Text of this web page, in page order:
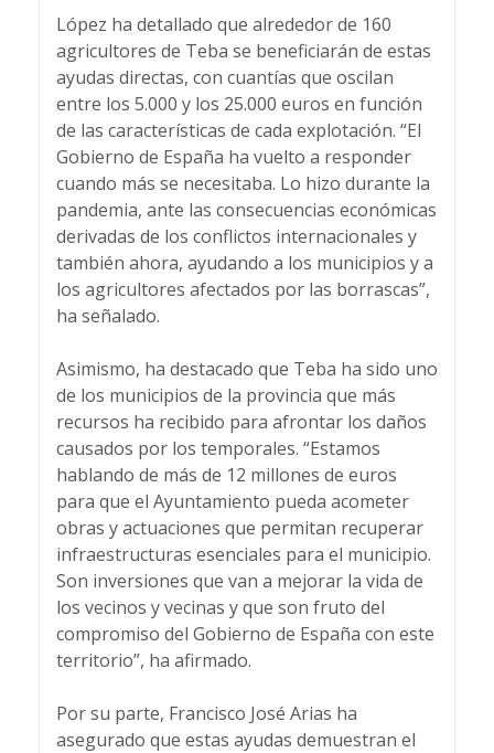
López ha detallado que alrededor de 160
agricultores de Teba se beneficiarán de estas
ayudas directas, con cuantías que oscilan
entre los 5.000 y los 25.000 euros en función
de las características de cada explotación. “El
Gobierno de España ha vuelto a responder
cuando más se necesitaba. Lo hizo durante la
pandemia, ante las consecuencias económicas
derivadas de los conflictos internacionales y
también ahora, ayudando a los municipios y a
los agricultores afectados por las borrascas”,
ha señalado.
Asimismo, ha destacado que Teba ha sido uno
de los municipios de la provincia que más
recursos ha recibido para afrontar los daños
causados por los temporales. “Estamos
hablando de más de 12 millones de euros
para que el Ayuntamiento pueda acometer
obras y actuaciones que permitan recuperar
infraestructuras esenciales para el municipio.
Son inversiones que van a mejorar la vida de
los vecinos y vecinas y que son fruto del
compromiso del Gobierno de España con este
territorio”, ha afirmado.
Por su parte, Francisco José Arias ha
asegurado que estas ayudas demuestran el